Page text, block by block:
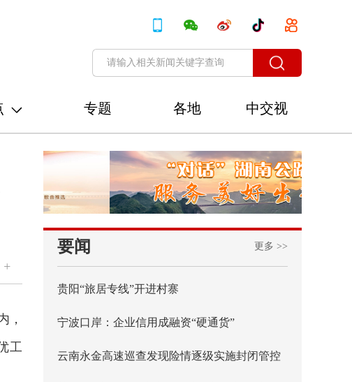
专题 各地
中交视
讯
+
，
工
要闻 更多 >>
贵阳“旅居专线”开进村寨
宁波口岸：企业信用成融资“硬通货”
云南永金高速巡查发现险情逐级实施封闭管控